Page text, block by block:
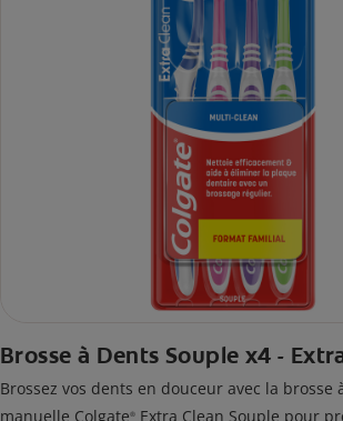
Brosse à Dents Souple x4 -
Brossez vos dents en douceur avec la brosse
manuelle Colgate® Extra Clean Souple pour